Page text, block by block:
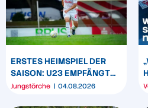
ERSTES HEIMSPIEL DER
SAISON: U23 EMPFÄNGT
HEIDER SV
Jungstörche 04.08.2026